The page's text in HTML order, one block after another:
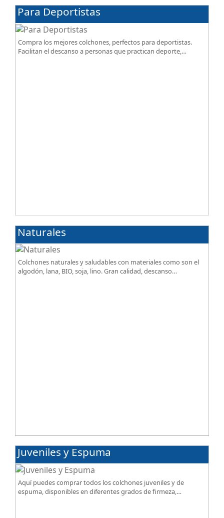
Para Deportistas
Compra los mejores colchones, perfectos para deportistas.
Facilitan el descanso a personas que practican deporte,
Naturales
Colchones naturales y saludables con materiales como son el
algodón, lana, BIO, soja, lino. Gran calidad, descanso
Juveniles y Espuma
Aquí puedes comprar todos los colchones juveniles y de
espuma, disponibles en diferentes grados de firmeza,